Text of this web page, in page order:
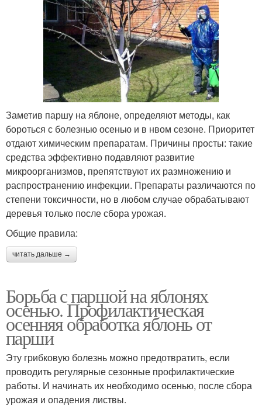
Заметив паршу на яблоне, определяют методы, как
бороться с болезнью осенью и в нвом сезоне. Приоритет
отдают химическим препаратам. Причины просты: такие
средства эффективно подавляют развитие
микроорганизмов, препятствуют их размножению и
распространению инфекции. Препараты различаются по
степени токсичности, но в любом случае обрабатывают
деревья только после сбора урожая.
Общие правила:
читать дальше →
Борьба с паршой на яблонях
осенью. Профилактическая
осенняя обработка яблонь от
парши
Эту грибковую болезнь можно предотвратить, если
проводить регулярные сезонные профилактические
работы. И начинать их необходимо осенью, после сбора
урожая и опадения листвы.